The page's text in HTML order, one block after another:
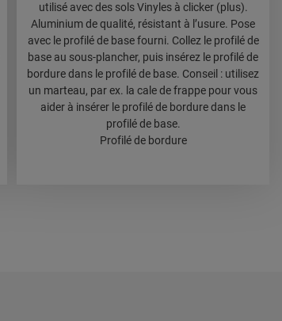
utilisé avec des sols Vinyles à clicker (plus).
Aluminium de qualité, résistant à l’usure. Pose
avec le profilé de base fourni. Collez le profilé de
base au sous-plancher, puis insérez le profilé de
bordure dans le profilé de base. Conseil : utilisez
un marteau, par ex. la cale de frappe pour vous
aider à insérer le profilé de bordure dans le
profilé de base.
Profilé de bordure